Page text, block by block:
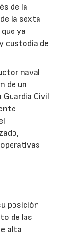
de la
la sexta
ya
custodia de
naval
de un
Civil
posición
de las
alta